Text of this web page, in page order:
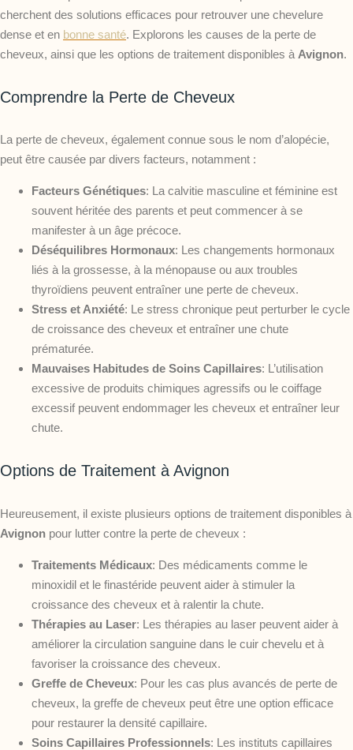
cherchent des solutions efficaces pour retrouver une chevelure
dense et en bonne santé. Explorons les causes de la perte de
cheveux, ainsi que les options de traitement disponibles à Avignon.
Comprendre la Perte de Cheveux
La perte de cheveux, également connue sous le nom d’alopécie,
peut être causée par divers facteurs, notamment :
Facteurs Génétiques: La calvitie masculine et féminine est
souvent héritée des parents et peut commencer à se
manifester à un âge précoce.
Déséquilibres Hormonaux: Les changements hormonaux
liés à la grossesse, à la ménopause ou aux troubles
thyroïdiens peuvent entraîner une perte de cheveux.
Stress et Anxiété: Le stress chronique peut perturber le cycle
de croissance des cheveux et entraîner une chute
prématurée.
Mauvaises Habitudes de Soins Capillaires: L’utilisation
excessive de produits chimiques agressifs ou le coiffage
excessif peuvent endommager les cheveux et entraîner leur
chute.
Options de Traitement à Avignon
Heureusement, il existe plusieurs options de traitement disponibles à
Avignon pour lutter contre la perte de cheveux :
Traitements Médicaux: Des médicaments comme le
minoxidil et le finastéride peuvent aider à stimuler la
croissance des cheveux et à ralentir la chute.
Thérapies au Laser: Les thérapies au laser peuvent aider à
améliorer la circulation sanguine dans le cuir chevelu et à
favoriser la croissance des cheveux.
Greffe de Cheveux: Pour les cas plus avancés de perte de
cheveux, la greffe de cheveux peut être une option efficace
pour restaurer la densité capillaire.
Soins Capillaires Professionnels: Les instituts capillaires